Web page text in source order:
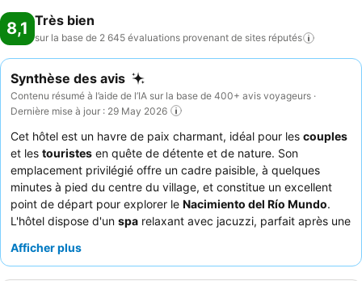
8,1 Très bien
sur la base de 2 645 évaluations provenant de sites réputés
Synthèse des avis
Contenu résumé à l’aide de l’IA sur la base de 400+ avis voyageurs ·
Dernière mise à jour : 29 May 2026
Cet hôtel est un havre de paix charmant, idéal pour les couples
et les touristes en quête de détente et de nature. Son
emplacement privilégié offre un cadre paisible, à quelques
minutes à pied du centre du village, et constitue un excellent
point de départ pour explorer le Nacimiento del Río Mundo.
L'hôtel dispose d'un spa relaxant avec jacuzzi, parfait après une
l'amabilité et la serviabilité exceptionnelles du
Afficher plus